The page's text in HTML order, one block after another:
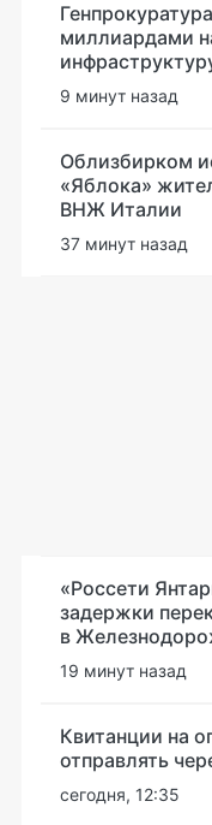
миллиардами
9 минут назад
Облизбирком
«Яблока»
ВНЖ Италии
37 минут назад
«Россети
задержки
в
19 минут назад
Квитанции на
отправлять
сегодня, 12:35